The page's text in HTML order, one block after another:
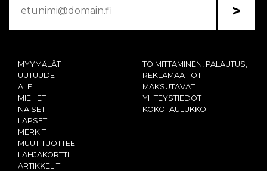
>
MYYMÄLÄT
UUTUUDET
ALE
MIEHET
NAISET
LAPSET
MERKIT
MUUT TUOTTEET
LAHJAKORTTI
ARTIKKELIT
TOIMITTAMINEN, PALAUTUS,
REKLAMAATIOT
MAKSUTAVAT
YHTEYSTIEDOT
KOKOTAULUKKO